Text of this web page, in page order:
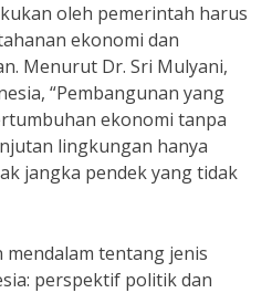
oleh pemerintah harus
ekonomi dan
Menurut Dr. Sri Mulyani,
“Pembangunan yang
ekonomi tanpa
lingkungan hanya
jangka pendek yang tidak
mendalam tentang jenis
perspektif politik dan